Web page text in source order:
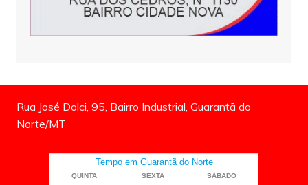
Rua José Dolci, 95, Bairro Industrial, Guarantã do
Norte/MT